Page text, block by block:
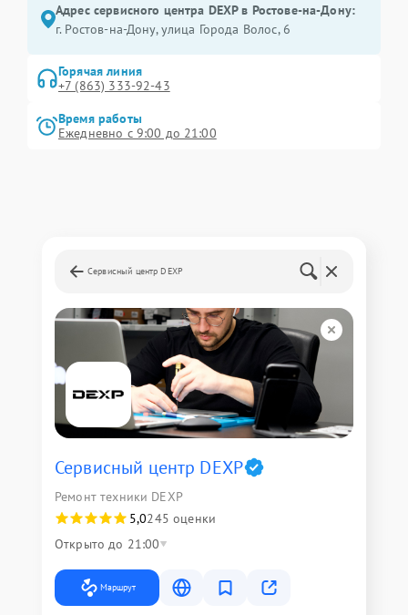
Адрес сервисного центра DEXP в Ростове-на-Дону:
г. Ростов-на-Дону, улица Города Волос, 6
Горячая линия
+7 (863) 333-92-43
Время работы
Ежедневно с 9:00 до 21:00
Сервисный центр DEXP
Сервисный центр DEXP
Ремонт техники DEXP
5,0245 оценки
Открыто до 21:00
Маршрут